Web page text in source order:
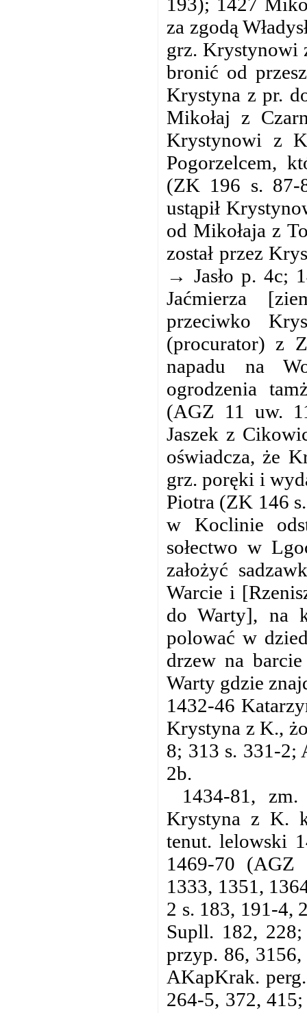
za zgodą
grz. Krystynowi
bronić od
Krystyna z pr.
Mikołaj z
Krystynowi z
Pogorzelcem,
(ZK 196 s. 87-
ustąpił
od Mikołaja z
został przez
→ Jasło p. 4c;
Jaćmierza
przeciwko
(procurator) z
napadu na
ogrodzenia
(AGZ 11 uw.
Jaszek z
oświadcza, że
grz. poręki i
Piotra (ZK 146
w Koclinie
sołectwo w
założyć
Warcie i
do Warty], na
polować w
drzew na
Warty gdzie
1432-46
Krystyna z K.,
8; 313 s. 331-
2b.
1434-81,
Krystyna z K.
tenut. lelowski
1469-70 (AGZ
1333, 1351,
2 s. 183, 191-4,
Supll. 182,
przyp. 86,
AKapKrak.
264-5, 372,